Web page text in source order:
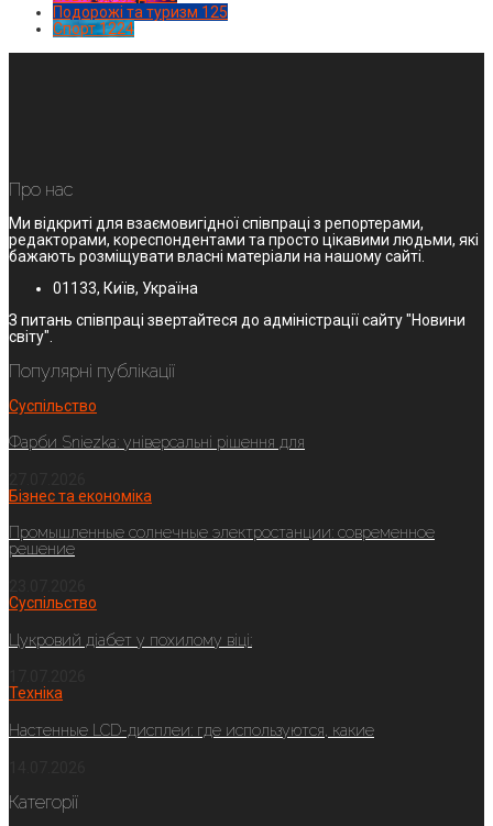
Подорожі та туризм 125
Спорт1224
Про нас
Ми відкриті для взаємовигідної співпраці з репортерами,
редакторами, кореспондентами та просто цікавими людьми, які
бажають розміщувати власні матеріали на нашому сайті.
01133, Київ, Україна
З питань співпраці звертайтеся до адміністрації сайту "Новини
світу".
Популярні публікації
Суспільство
Фарби Sniezka: універсальні рішення для
Бізнес та економіка
Промышленные солнечные электростанции: современное
решение
Суспільство
Цукровий діабет у похилому віці:
Техніка
Настенные LCD-дисплеи: где используются, какие
Категорії